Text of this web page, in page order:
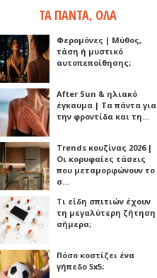
ΤΑ ΠΑΝΤΑ, ΟΛΑ
Φερομόνες | Μύθος,
τάση ή μυστικό
αυτοπεποίθησης;
After Sun & ηλιακό
έγκαυμα | Τα πάντα για
την φροντίδα και τη…
Trends κουζίνας 2026 |
Οι κορυφαίες τάσεις
που μεταμορφώνουν το
σ…
Τι είδη σπιτιών έχουν
τη μεγαλύτερη ζήτηση
σήμερα;
Πόσο κοστίζει ένα
γήπεδο 5x5;